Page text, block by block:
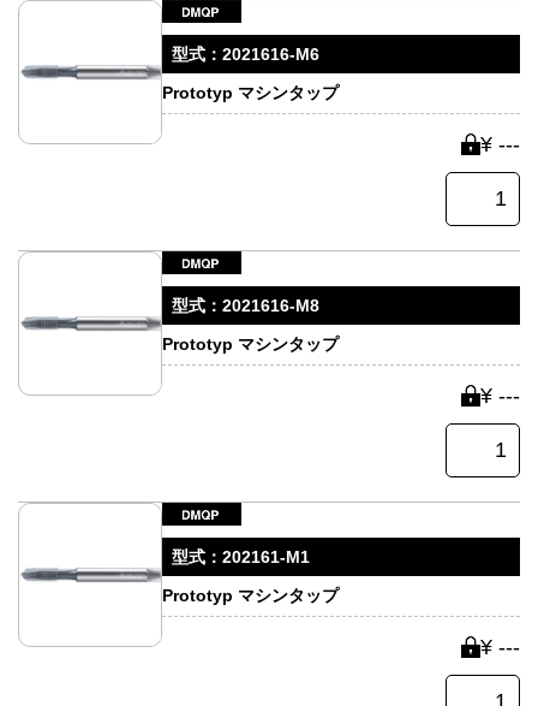
型式： 2021616-M6
Prototyp マシンタップ
¥ ---
型式： 2021616-M8
Prototyp マシンタップ
¥ ---
型式： 202161-M1
Prototyp マシンタップ
¥ ---